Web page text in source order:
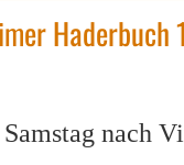
Haderbuch
nach